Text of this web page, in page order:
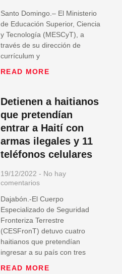
Santo Domingo.– El Ministerio
de Educación Superior, Ciencia
y Tecnología (MESCyT), a
través de su dirección de
currículum y
READ MORE
Detienen a haitianos
que pretendían
entrar a Haití con
armas ilegales y 11
teléfonos celulares
19/12/2022
No hay
comentarios
Dajabón.-El Cuerpo
Especializado de Seguridad
Fronteriza Terrestre
(CESFronT) detuvo cuatro
haitianos que pretendían
ingresar a su país con tres
READ MORE